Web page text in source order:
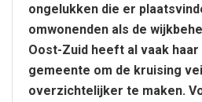
ongelukken die er
omwonenden als de
Oost-Zuid heeft al vaak
gemeente om de kruising
overzichtelijker te maken.